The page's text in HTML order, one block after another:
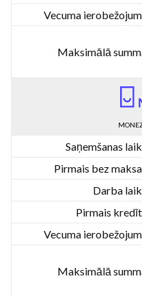
Vecuma
Maksimālā
Saņemšanas
Pirmais bez
Darba
Pirmais
Vecuma
Maksimālā